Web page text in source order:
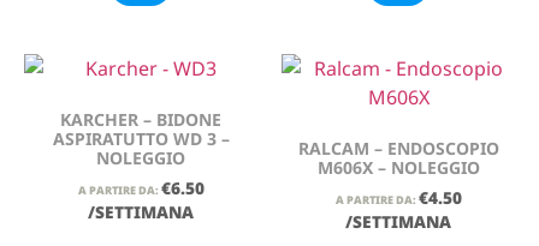
KARCHER – BIDONE
ASPIRATUTTO WD 3 –
NOLEGGIO
A PARTIRE DA: €6.50
/SETTIMANA
RALCAM – ENDOSCOPIO
M606X – NOLEGGIO
A PARTIRE DA: €4.50
/SETTIMANA